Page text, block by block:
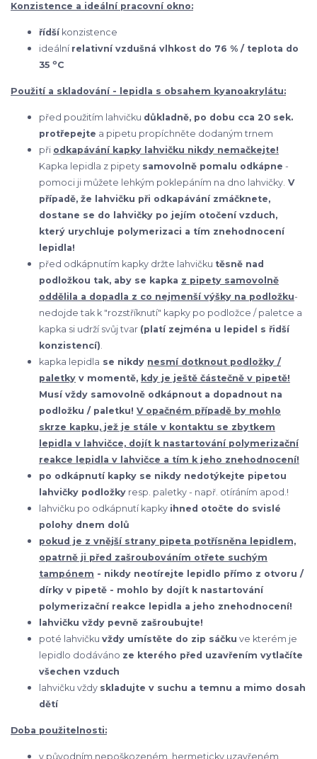
Konzistence a ideální pracovní okno:
řídšíkonzistence
ideální relativní vzdušná vlhkost do 76 % / teplota do
35 oC
Použití a skladování - lepidla s obsahem kyanoakrylátu:
před použitím lahvičku důkladně, po dobu cca 20 sek.
protřepejte a pipetu propíchněte dodaným trnem
při odkapávání kapky lahvičku nikdy nemačkejte!
Kapka lepidla z pipety samovolně pomalu odkápne -
pomoci ji můžete lehkým poklepáním na dno lahvičky. V
případě, že lahvičku při odkapávání zmáčknete,
dostane se do lahvičky po jejím otočení vzduch,
který urychluje polymerizaci a tím znehodnocení
lepidla!
před odkápnutím kapky držte lahvičku těsně nad
podložkou tak, aby se kapka z pipety samovolně
oddělila a dopadla z co nejmenší výšky na podložku-
nedojde tak k "rozstříknutí" kapky po podložce / paletce a
kapka si udrží svůj tvar (platí zejména u lepidel s řidší
konzistencí)
kapka lepidla se nikdy nesmí dotknout podložky /
paletky v momentě, kdy je ještě částečně v pipetě!
Musí vždy samovolně odkápnout a dopadnout na
podložku / paletku! V opačném případě by mohlo
skrze kapku, jež je stále v kontaktu se zbytkem
lepidla v lahvičce, dojít k nastartování polymerizační
reakce lepidla v lahvičce a tím k jeho znehodnocení!
po odkápnutí kapky se nikdy nedotýkejte pipetou
lahvičky podložky resp. paletky - např. otíráním apod.!
lahvičku po odkápnutí kapky ihned otočte do svislé
polohy dnem dolů
pokud je z vnější strany pipeta potřísněna lepidlem,
opatrně ji před zašroubováním otřete suchým
tampónem - nikdy neotírejte lepidlo přímo z otvoru /
dírky v pipetě - mohlo by dojít k nastartování
polymerizační reakce lepidla a jeho znehodnocení!
lahvičku vždy pevně zašroubujte!
poté lahvičku vždy umístěte do zip sáčku ve kterém je
lepidlo dodáváno ze kterého před uzavřením vytlačíte
všechen vzduch
lahvičku vždy skladujte v suchu a temnu a mimo dosah
dětí
Doba použitelnosti:
v původním nepoškozeném, hermeticky uzavřeném